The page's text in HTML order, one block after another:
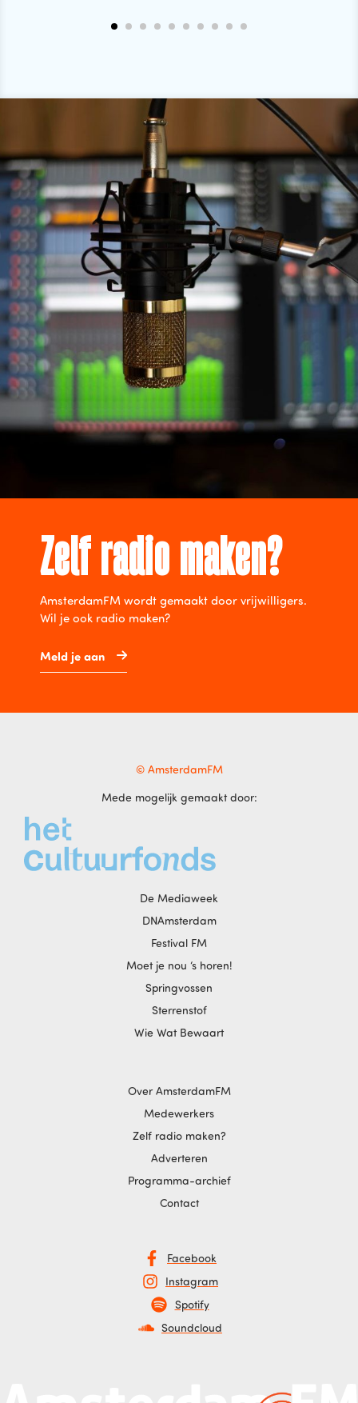
Zelf radio maken?
AmsterdamFM wordt gemaakt door vrijwilligers.
Wil je ook radio maken?
Meld je aan
© AmsterdamFM
Mede mogelijk gemaakt door:
De Mediaweek
DNAmsterdam
Festival FM
Moet je nou ‘s horen!
Springvossen
Sterrenstof
Wie Wat Bewaart
Over AmsterdamFM
Medewerkers
Zelf radio maken?
Adverteren
Programma-archief
Contact
Facebook
Instagram
Spotify
Soundcloud